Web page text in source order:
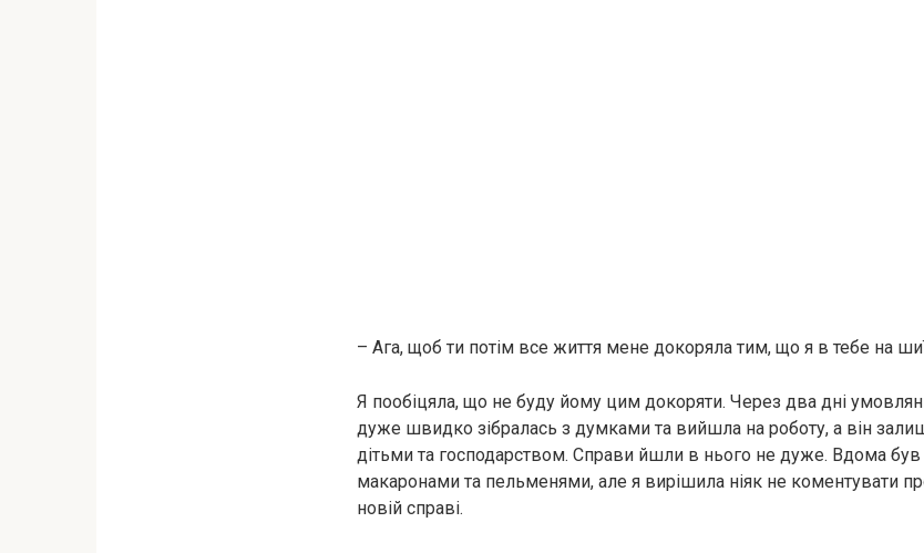
– Ага, щоб ти потім все життя мене докоряла тим, що я в тебе на
Я пообіцяла, що не буду йому цим докоряти. Через два дні
дуже швидко зібралась з думками та вийшла на роботу, а він
дітьми та господарством. Справи йшли в нього не дуже. Вдома
макаронами та пельменями, але я вирішила ніяк не коментувати
новій справі.